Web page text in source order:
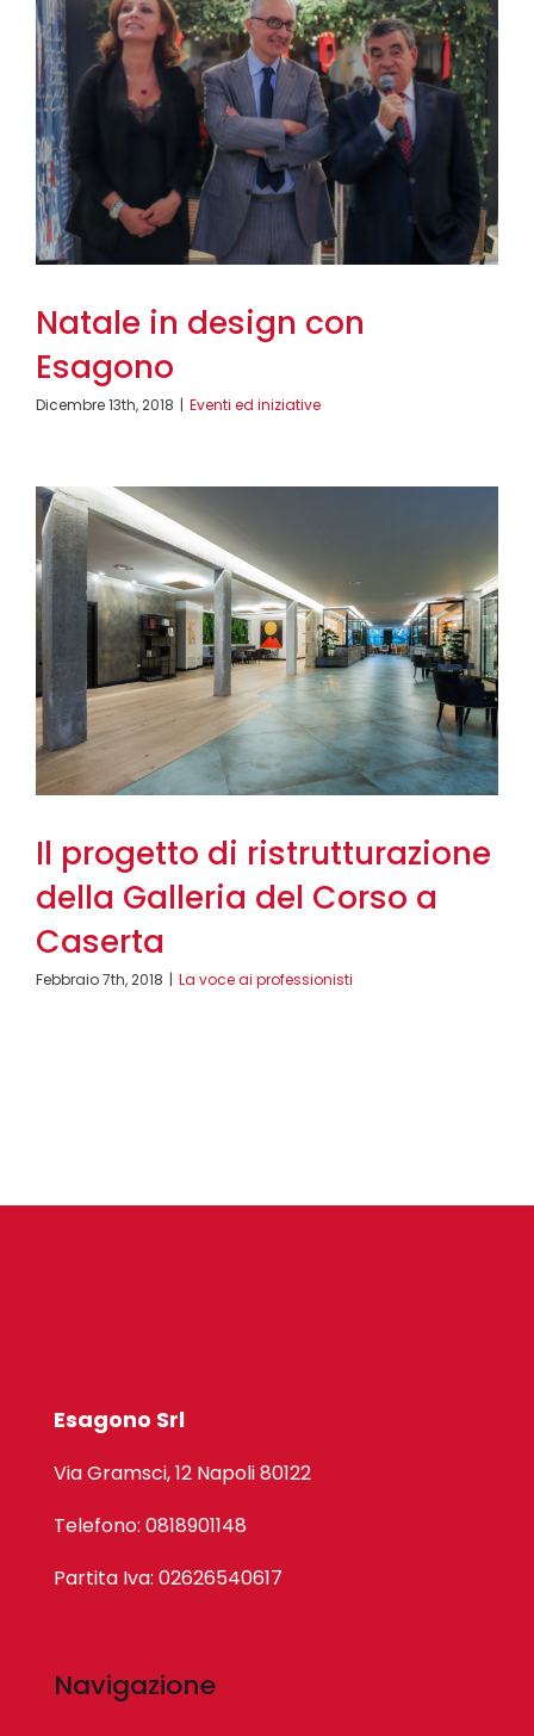
Natale in design con
Esagono
Dicembre 13th, 2018 | Eventi ed iniziative
Il progetto di ristrutturazione
della Galleria del Corso a
Caserta
Febbraio 7th, 2018 | La voce ai professionisti
Esagono Srl
Via Gramsci, 12 Napoli 80122
Telefono: 0818901148
Partita Iva: 02626540617
Navigazione